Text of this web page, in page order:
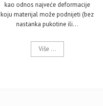
kao odnos najveće deformacije
koju materijal može podnijeti (bez
nastanka pukotine ili…
Više ...